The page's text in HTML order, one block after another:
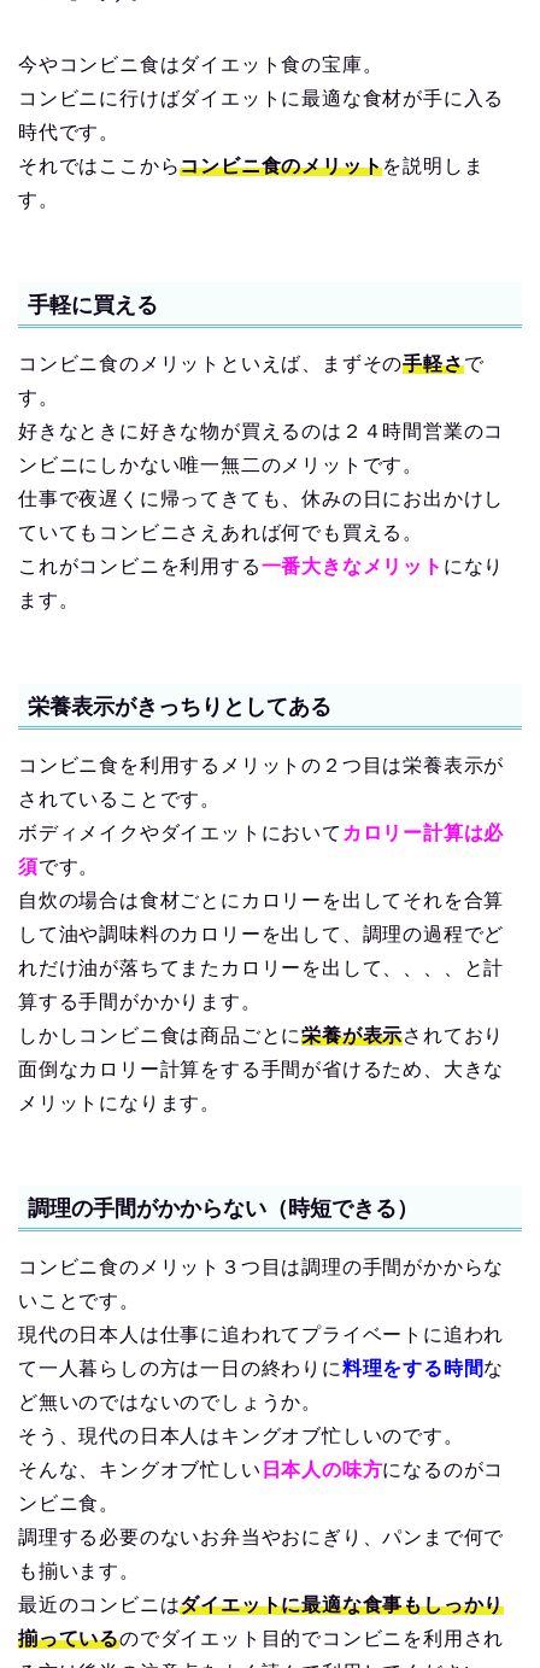
今やコンビニ食はダイエット食の宝庫。
コンビニに行けばダイエットに最適な食材が手に入る
時代です。
それではここからコンビニ食のメリットを説明しま
す。
手軽に買える
コンビニ食のメリットといえば、まずその手軽さで
す。
好きなときに好きな物が買えるのは２４時間営業のコ
ンビニにしかない唯一無二のメリットです。
仕事で夜遅くに帰ってきても、休みの日にお出かけし
ていてもコンビニさえあれば何でも買える。
これがコンビニを利用する一番大きなメリット になり
ます。
栄養表示がきっちりとしてある
コンビニ食を利用するメリットの２つ目は栄養表示が
されていることです。
ボディメイクやダイエットにおいて カロリー計算は必
須です。
自炊の場合は食材ごとにカロリーを出してそれを合算
して油や調味料のカロリーを出して、調理の過程でど
れだけ油が落ちてまたカロリーを出して、、、、と計
算する手間がかかります。
しかしコンビニ食は商品ごとに栄養が表示されており
面倒なカロリー計算をする手間が省けるため、大きな
メリットになります。
調理の手間がかからない（時短できる）
コンビニ食のメリット３つ目は調理の手間がかからな
いことです。
現代の日本人は仕事に追われてプライベートに追われ
て一人暮らしの方は一日の終わりに料理をする時間な
ど無いのではないのでしょうか。
そう、現代の日本人はキングオブ忙しいのです。
そんな、キングオブ忙しい 日本人の味方になるのがコ
ンビニ食。
調理する必要のないお弁当やおにぎり、パンまで何で
も揃います。
最近のコンビニはダイエットに最適な食事もしっかり
揃っているのでダイエット目的でコンビニを利用され